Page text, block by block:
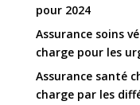
pour 2024
Assurance soins
charge pour les
Assurance santé
charge par les